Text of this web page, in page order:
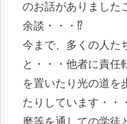
のお話がありました
余談・・・⁉
今まで、多くの人た
と・・・他者に責任
を置いたり光の道を
たりしています・・
磨等を通しての学徒